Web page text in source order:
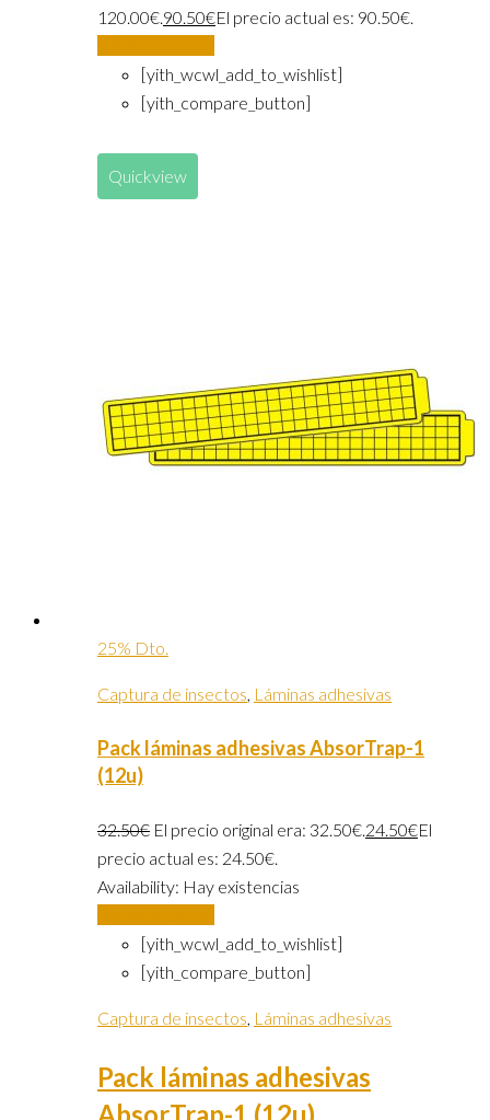
120.00€.90.50€El precio actual es: 90.50€.
[yith_wcwl_add_to_wishlist]
[yith_compare_button]
Quickview
25% Dto.
Captura de insectos, Láminas adhesivas
Pack láminas adhesivas AbsorTrap-1
(12u)
32.50€ El precio original era: 32.50€.24.50€El
precio actual es: 24.50€.
Availability: Hay existencias
[yith_wcwl_add_to_wishlist]
[yith_compare_button]
Captura de insectos, Láminas adhesivas
Pack láminas adhesivas